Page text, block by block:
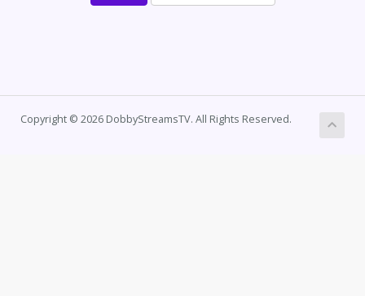
Copyright © 2026 DobbyStreamsTV. All Rights Reserved.